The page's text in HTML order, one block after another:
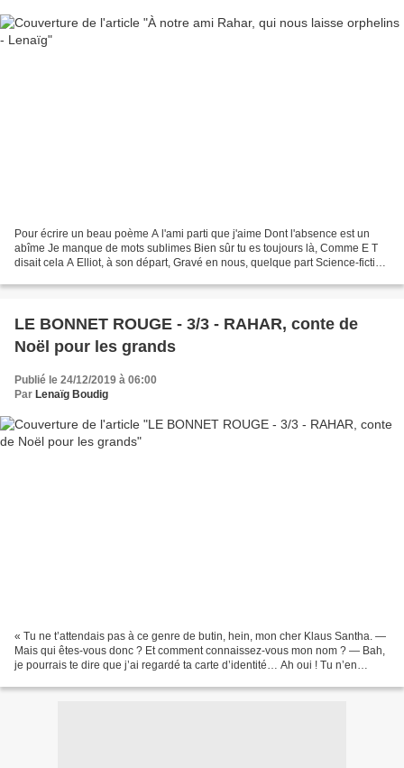
Pour écrire un beau poème A l'ami parti que j'aime Dont l'absence est un
abîme Je manque de mots sublimes Bien sûr tu es toujours là, Comme E T
disait cela A Elliot, à son départ, Gravé en nous, quelque part Science-fiction
LE BONNET ROUGE - 3/3 - RAHAR, conte de
Noël pour les grands
Publié le 24/12/2019 à 06:00
Par Lenaïg Boudig
« Tu ne t’attendais pas à ce genre de butin, hein, mon cher Klaus Santha. —
Mais qui êtes-vous donc ? Et comment connaissez-vous mon nom ? — Bah,
je pourrais te dire que j’ai regardé ta carte d’identité… Ah oui ! Tu n’en